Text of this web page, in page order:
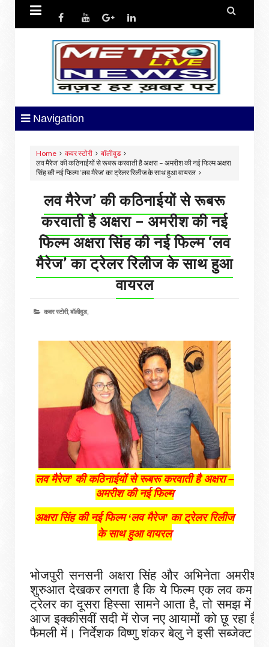
 
Navigation
Home कवर स्टोरी
बॉलीवुड
लव मैरेज’ की कठिनाईयों से रूबरू करवाती है अक्षरा – अमरीश की नई फिल्‍म अक्षरा
सिंह की नई फिल्‍म ‘लव मैरेज’ का ट्रेलर रिलीज के साथ हुआ वायरल
लव मैरेज’ की कठिनाईयों से रूबरू
करवाती है अक्षरा – अमरीश की नई
फिल्‍म अक्षरा सिंह की नई फिल्‍म ‘लव
मैरेज’ का ट्रेलर रिलीज के साथ हुआ
वायरल
कवर स्टोरी,बॉलीवुड,
लव मैरेज’ की कठिनाईयों से रूबरू करवाती है अक्षरा –
अमरीश की नई फिल्‍म
अक्षरा सिंह की नई फिल्‍म ‘लव मैरेज’ का ट्रेलर रिलीज
के साथ हुआ वायरल
भोजपुरी सनसनी अक्षरा सिंह और अभिनेता
शुरुआत देखकर लगता है कि ये फिल्म एक लव कम
ट्रेलर का दूसरा हिस्सा सामने आता है, तो समझ में
आज इक्‍कीसवीं सदी में रोज नए आयामों को छू रहा
फैमली में। निर्देशक विष्‍णु शंकर बेलु ने इसी सब्‍जेक्‍ट